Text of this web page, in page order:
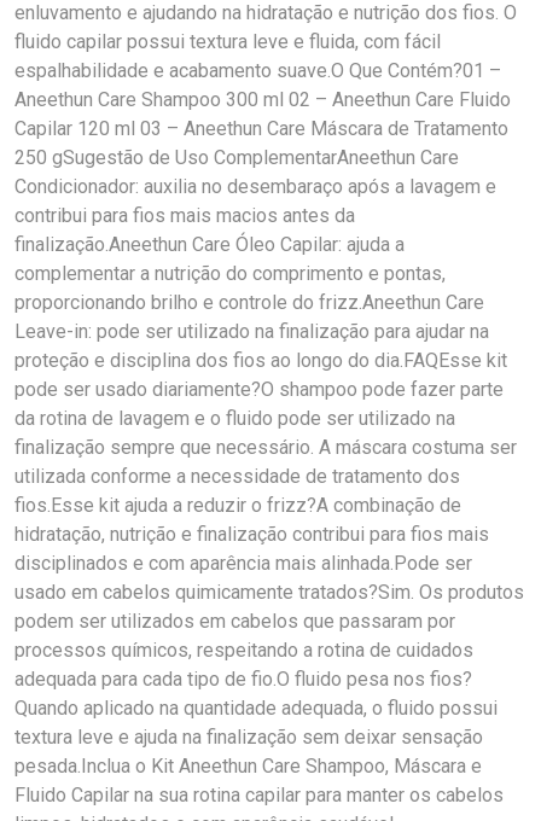
enluvamento e ajudando na hidratação e nutrição dos fios. O
fluido capilar possui textura leve e fluida, com fácil
espalhabilidade e acabamento suave.O Que Contém?01 –
Aneethun Care Shampoo 300 ml 02 – Aneethun Care Fluido
Capilar 120 ml 03 – Aneethun Care Máscara de Tratamento
250 gSugestão de Uso ComplementarAneethun Care
Condicionador: auxilia no desembaraço após a lavagem e
contribui para fios mais macios antes da
finalização.Aneethun Care Óleo Capilar: ajuda a
complementar a nutrição do comprimento e pontas,
proporcionando brilho e controle do frizz.Aneethun Care
Leave-in: pode ser utilizado na finalização para ajudar na
proteção e disciplina dos fios ao longo do dia.FAQEsse kit
pode ser usado diariamente?O shampoo pode fazer parte
da rotina de lavagem e o fluido pode ser utilizado na
finalização sempre que necessário. A máscara costuma ser
utilizada conforme a necessidade de tratamento dos
fios.Esse kit ajuda a reduzir o frizz?A combinação de
hidratação, nutrição e finalização contribui para fios mais
disciplinados e com aparência mais alinhada.Pode ser
usado em cabelos quimicamente tratados?Sim. Os produtos
podem ser utilizados em cabelos que passaram por
processos químicos, respeitando a rotina de cuidados
adequada para cada tipo de fio.O fluido pesa nos fios?
Quando aplicado na quantidade adequada, o fluido possui
textura leve e ajuda na finalização sem deixar sensação
pesada.Inclua o Kit Aneethun Care Shampoo, Máscara e
Fluido Capilar na sua rotina capilar para manter os cabelos